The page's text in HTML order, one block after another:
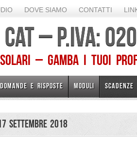
DOVE SIAMO CONTATTI
CAT – P.IVA:
– Gamba I TUOI
DOMANDE E RISPOSTE MODULI SCADENZE
Settembre 2018